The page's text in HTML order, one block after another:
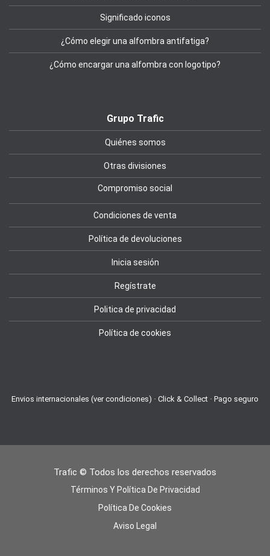
Significado iconos
¿Cómo elegir una alfombra antifatiga?
¿Cómo encargar una alfombra con logotipo?
Grupo Trafic
Quiénes somos
Otras divisiones
Compromiso social
Condiciones de venta
Política de devoluciones
Inicia sesión
Regístrate
Politica de privacidad
Política de cookies
Envios internacionales (ver condiciones) · Click & Collect · Pago seguro
Trafic © Todos los derechos reservados
Términos Y Política De Privacidad
Política De Cookies
Aviso Legal